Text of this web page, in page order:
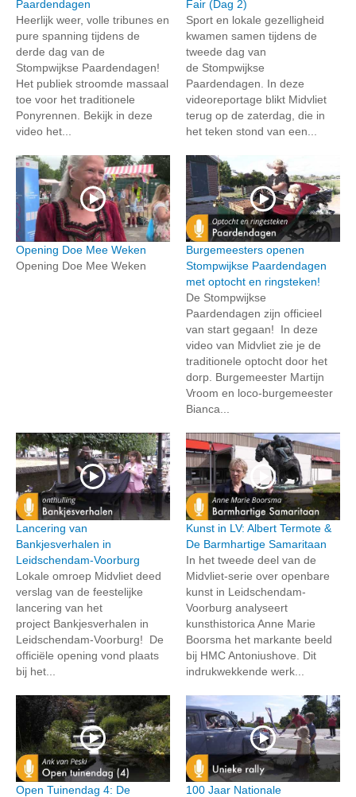
Paardendagen
Heerlijk weer, volle tribunes en
pure spanning tijdens de
derde dag van de
Stompwijkse Paardendagen!
Het publiek stroomde massaal
toe voor het traditionele
Ponyrennen. Bekijk in deze
video het...
Fair (Dag 2)
Sport en lokale gezelligheid
kwamen samen tijdens de
tweede dag van
de Stompwijkse
Paardendagen. In deze
videoreportage blikt Midvliet
terug op de zaterdag, die in
het teken stond van een...
Opening Doe Mee Weken
Opening Doe Mee Weken
Burgemeesters openen
Stompwijkse Paardendagen
met optocht en ringsteken!
De Stompwijkse
Paardendagen zijn officieel
van start gegaan! In deze
video van Midvliet zie je de
traditionele optocht door het
dorp. Burgemeester Martijn
Vroom en loco-burgemeester
Bianca...
Lancering van
Bankjesverhalen in
Leidschendam-Voorburg
Lokale omroep Midvliet deed
verslag van de feestelijke
lancering van het
project Bankjesverhalen in
Leidschendam-Voorburg! De
officiële opening vond plaats
bij het...
Kunst in LV: Albert Termote &
De Barmhartige Samaritaan
In het tweede deel van de
Midvliet-serie over openbare
kunst in Leidschendam-
Voorburg analyseert
kunsthistorica Anne Marie
Boorsma het markante beeld
bij HMC Antoniushove. Dit
indrukwekkende werk...
Open Tuinendag 4: De
100 Jaar Nationale